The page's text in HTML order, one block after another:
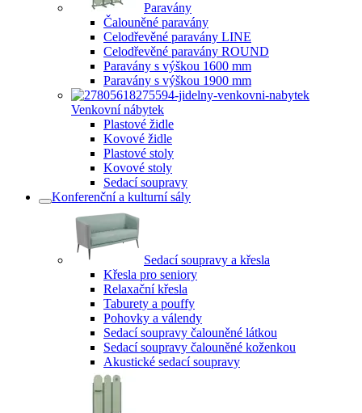
Paravány
Čalouněné paravány
Celodřevěné paravány LINE
Celodřevěné paravány ROUND
Paravány s výškou 1600 mm
Paravány s výškou 1900 mm
Venkovní nábytek
Plastové židle
Kovové židle
Plastové stoly
Kovové stoly
Sedací soupravy
Konferenční a kulturní sály
Sedací soupravy a křesla
Křesla pro seniory
Relaxační křesla
Taburety a pouffy
Pohovky a válendy
Sedací soupravy čalouněné látkou
Sedací soupravy čalouněné koženkou
Akustické sedací soupravy